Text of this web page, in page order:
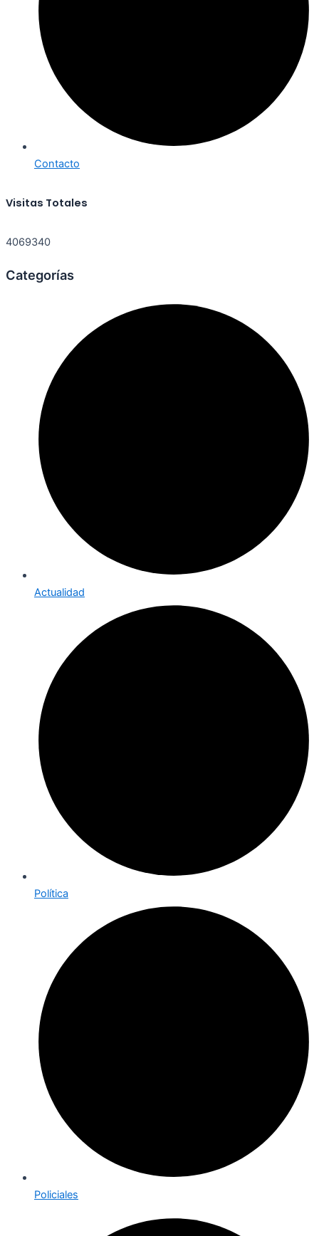
Contacto
Visitas Totales
4069340
Categorías
Actualidad
Política
Policiales